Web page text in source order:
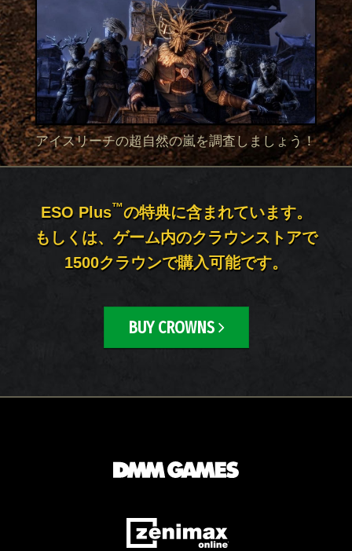
アイスリーチの超自然の嵐を調査しましょう！
ESO Plus™の特典に含まれています。
もしくは、ゲーム内のクラウンストアで
1500クラウンで購入可能です。
BUY CROWNS